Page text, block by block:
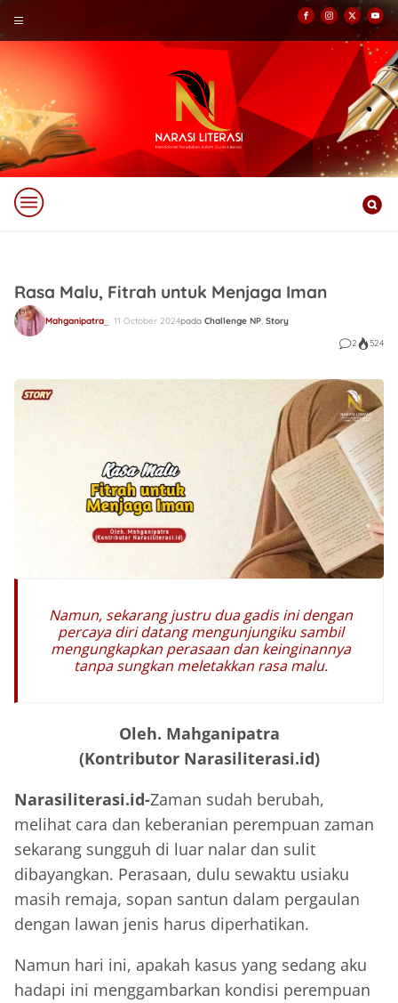
Rasa Malu, Fitrah untuk Menjaga Iman
Mahganipatra 11 October 2024pada Challenge NP Story
2
524
Namun, sekarang justru dua gadis ini dengan
percaya diri datang mengunjungiku sambil
mengungkapkan perasaan dan keinginannya
tanpa sungkan meletakkan rasa malu.
Oleh. Mahganipatra
(Kontributor Narasiliterasi.id)
Narasiliterasi.id-Zaman sudah berubah,
melihat cara dan keberanian perempuan zaman
sekarang sungguh di luar nalar dan sulit
dibayangkan. Perasaan, dulu sewaktu usiaku
masih remaja, sopan santun dalam pergaulan
dengan lawan jenis harus diperhatikan.
Namun hari ini, apakah kasus yang sedang aku
hadapi ini menggambarkan kondisi perempuan